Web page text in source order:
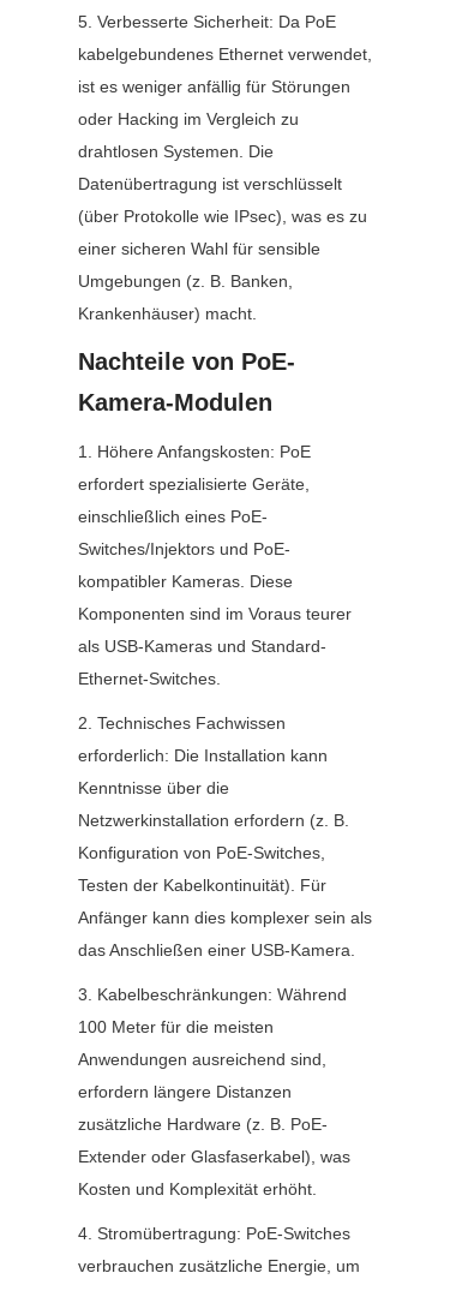
5. Verbesserte Sicherheit: Da PoE
kabelgebundenes Ethernet verwendet,
ist es weniger anfällig für Störungen
oder Hacking im Vergleich zu
drahtlosen Systemen. Die
Datenübertragung ist verschlüsselt
(über Protokolle wie IPsec), was es zu
einer sicheren Wahl für sensible
Umgebungen (z. B. Banken,
Krankenhäuser) macht.
Nachteile von PoE-
Kamera-Modulen
1. Höhere Anfangskosten: PoE
erfordert spezialisierte Geräte,
einschließlich eines PoE-
Switches/Injektors und PoE-
kompatibler Kameras. Diese
Komponenten sind im Voraus teurer
als USB-Kameras und Standard-
Ethernet-Switches.
2. Technisches Fachwissen
erforderlich: Die Installation kann
Kenntnisse über die
Netzwerkinstallation erfordern (z. B.
Konfiguration von PoE-Switches,
Testen der Kabelkontinuität). Für
Anfänger kann dies komplexer sein als
das Anschließen einer USB-Kamera.
3. Kabelbeschränkungen: Während
100 Meter für die meisten
Anwendungen ausreichend sind,
erfordern längere Distanzen
zusätzliche Hardware (z. B. PoE-
Extender oder Glasfaserkabel), was
Kosten und Komplexität erhöht.
4. Stromübertragung: PoE-Switches
verbrauchen zusätzliche Energie, um